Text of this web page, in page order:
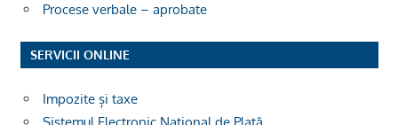
Procese verbale – aprobate
SERVICII ONLINE
Impozite și taxe